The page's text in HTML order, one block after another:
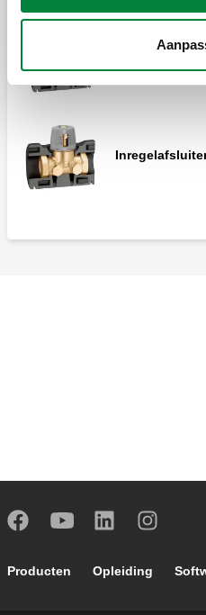
Footer main
Producten Opleiding